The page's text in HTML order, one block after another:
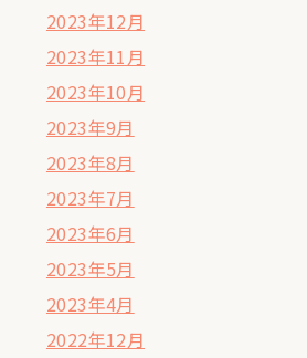
2023年12月
2023年11月
2023年10月
2023年9月
2023年8月
2023年7月
2023年6月
2023年5月
2023年4月
2022年12月